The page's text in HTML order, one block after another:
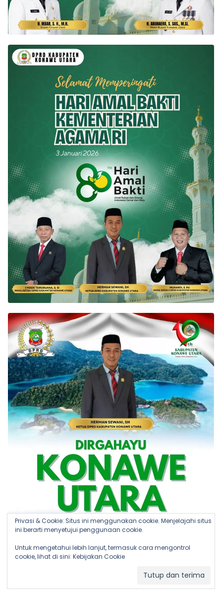
Privasi & Cookie: Situs ini menggunakan cookie. Menjelajahi situs
ini berarti menyetujui penggunaan cookie.
Untuk mengetahui lebih lanjut, termasuk cara mengontrol
cookie, lihat di sini: Kebijakan Cookie